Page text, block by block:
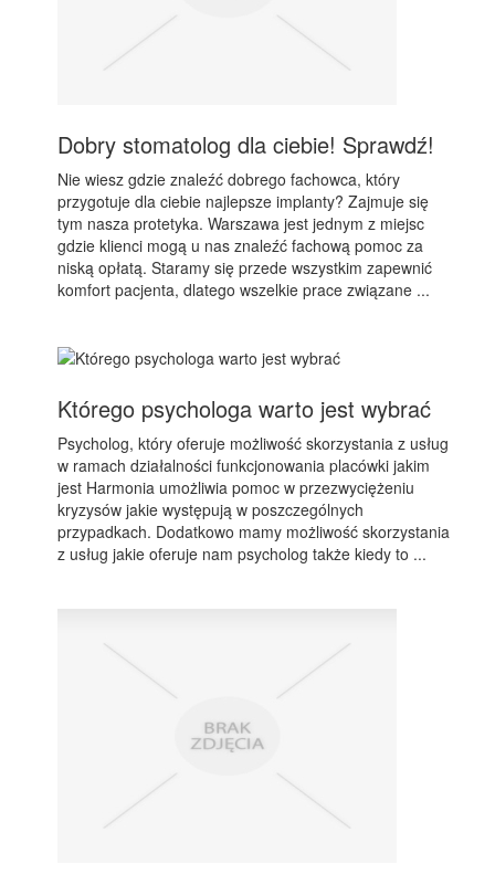
Dobry stomatolog dla ciebie! Sprawdź!
Nie wiesz gdzie znaleźć dobrego fachowca, który
przygotuje dla ciebie najlepsze implanty? Zajmuje się
tym nasza protetyka. Warszawa jest jednym z miejsc
gdzie klienci mogą u nas znaleźć fachową pomoc za
niską opłatą. Staramy się przede wszystkim zapewnić
komfort pacjenta, dlatego wszelkie prace związane ...
Którego psychologa warto jest wybrać
Psycholog, który oferuje możliwość skorzystania z usług
w ramach działalności funkcjonowania placówki jakim
jest Harmonia umożliwia pomoc w przezwyciężeniu
kryzysów jakie występują w poszczególnych
przypadkach. Dodatkowo mamy możliwość skorzystania
z usług jakie oferuje nam psycholog także kiedy to ...